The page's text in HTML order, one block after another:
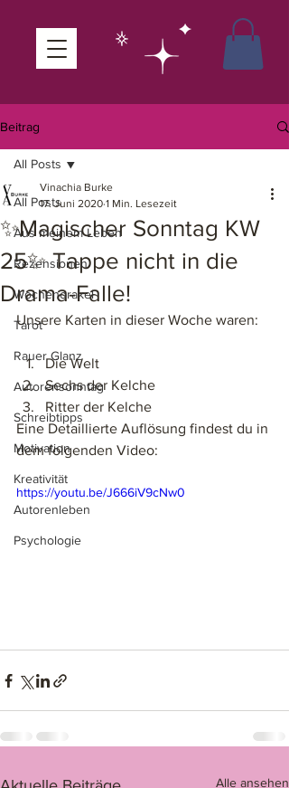
Beitrag
All Posts
Aus meinem Leben
Rezensionen
Wochenorakel
Tarot
Rauer Glanz
Autorensonntag
Schreibtipps
Motivation
Kreativität
Autorenleben
Psychologie
All Posts
✨Magischer Sonntag KW
25✨ Tappe nicht in die
Drama-Falle!
Vinachia Burke
17. Juni 2020 1 Min. Lesezeit
Unsere Karten in dieser Woche waren:
Die Welt
Sechs der Kelche
Ritter der Kelche
Eine Detaillierte Auflösung findest du in
dem folgenden Video:
https://youtu.be/J666iV9cNw0
Alle ansehen